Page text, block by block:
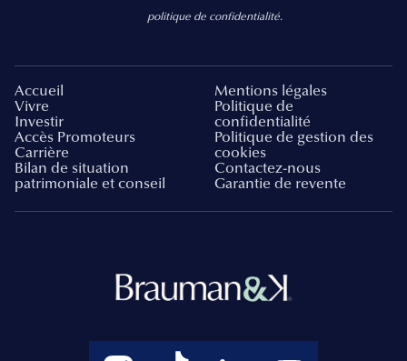
politique de confidentialité.
Accueil
Vivre
Investir
Accès Promoteurs
Carrière
Bilan de situation
patrimoniale et conseil
Mentions légales
Politique de
confidentialité
Politique de gestion des
cookies
Contactez-nous
Garantie de revente